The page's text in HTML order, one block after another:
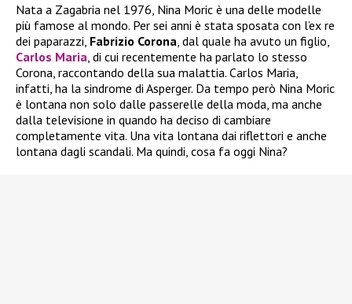
Nata a Zagabria nel 1976, Nina Moric è una delle modelle
più famose al mondo. Per sei anni è stata sposata con l’ex re
dei paparazzi, Fabrizio Corona , dal quale ha avuto un figlio,
Carlos Maria , di cui recentemente ha parlato lo stesso
Corona, raccontando della sua malattia. Carlos Maria,
infatti, ha la sindrome di Asperger. Da tempo però Nina Moric
è lontana non solo dalle passerelle della moda, ma anche
dalla televisione in quando ha deciso di cambiare
completamente vita. Una vita lontana dai riflettori e anche
lontana dagli scandali. Ma quindi, cosa fa oggi Nina?